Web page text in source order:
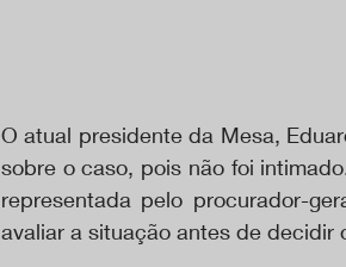
O atual presidente da Mesa,
sobre o caso, pois não foi
representada pelo procurador-
avaliar a situação antes de decidir